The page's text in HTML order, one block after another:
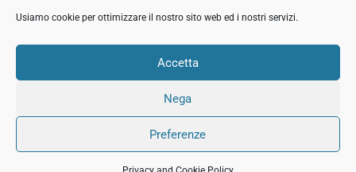
Usiamo cookie per ottimizzare il nostro sito web ed i nostri servizi.
Accetta
Nega
Preferenze
MOSTRA ARTICOLI RECENTI
© 2018 All Rights Reserved Immobiliare Sermide.
PI:02420050201.